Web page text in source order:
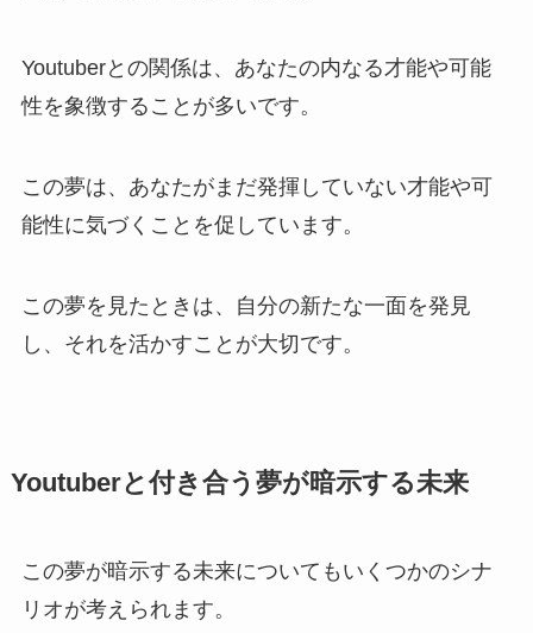
Youtuberとの関係は、あなたの内なる才能や可能
性を象徴することが多いです。
この夢は、あなたがまだ発揮していない才能や可
能性に気づくことを促しています。
この夢を見たときは、自分の新たな一面を発見
し、それを活かすことが大切です。
Youtuberと付き合う夢が暗示する未来
この夢が暗示する未来についてもいくつかのシナ
リオが考えられます。